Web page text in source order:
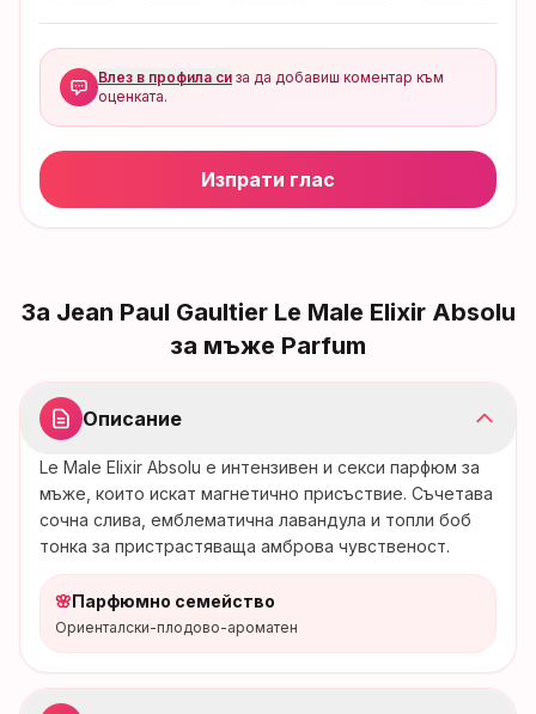
Влез в профила си за да добавиш коментар към
оценката.
Изпрати глас
За Jean Paul Gaultier Le Male Elixir Absolu
за мъже Parfum
Описание
Le Male Elixir Absolu е интензивен и секси парфюм за
мъже, които искат магнетично присъствие. Съчетава
сочна слива, емблематична лавандула и топли боб
тонка за пристрастяваща амброва чувственост.
🌸Парфюмно семейство
Ориенталски-плодово-ароматен